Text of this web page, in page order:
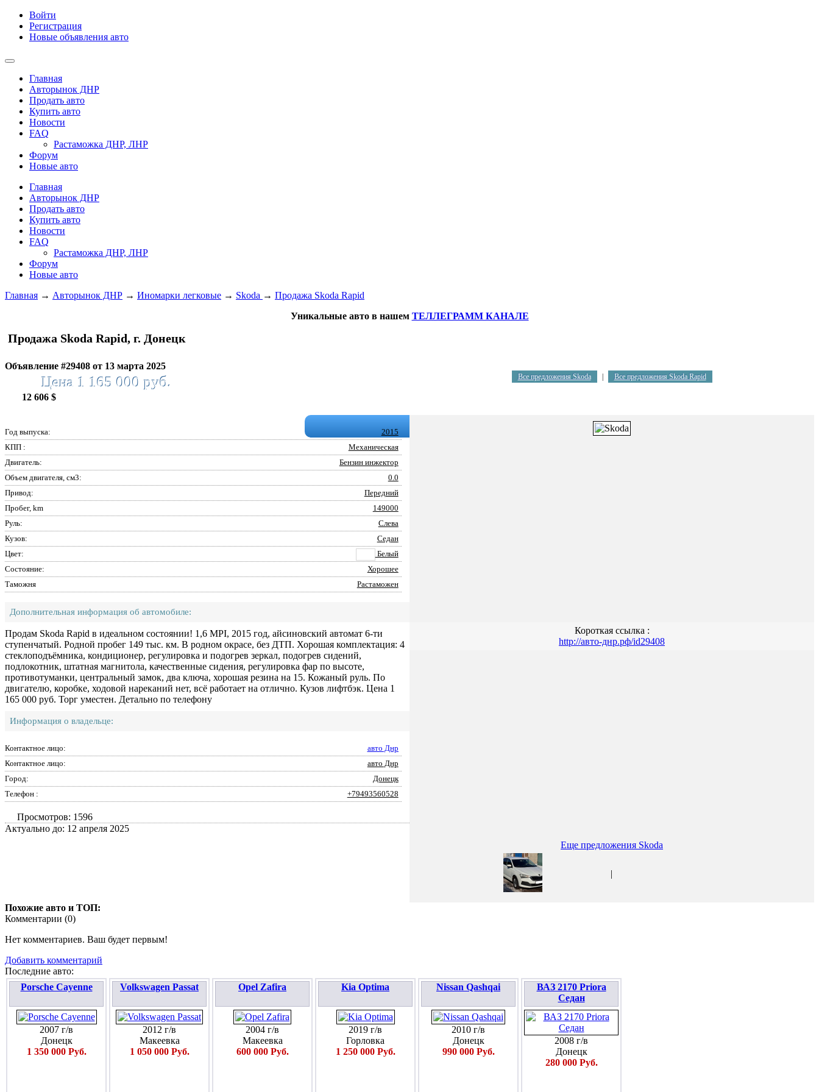
Войти
Регистрация
Новые объявления авто
Главная
Авторынок ДНР
Продать авто
Купить авто
Новости
FAQ
Растаможка ДНР, ЛНР
Форум
Новые авто
Главная
Авторынок ДНР
Продать авто
Купить авто
Новости
FAQ
Растаможка ДНР, ЛНР
Форум
Новые авто
Главная → Авторынок ДНР → Иномарки легковые → Skoda → Продажа Skoda Rapid
Уникальные авто в нашем ТЕЛЛЕГРАММ КАНАЛЕ
Продажа Skoda Rapid, г. Донецк
Объявление #29408 от 13 марта 2025
Цена 1 165 000 руб.
12 606 $
Все предложения Skoda Все предложения Skoda Rapid
Год выпуска:
2015
КПП :
Механическая
Двигатель:
Бензин инжектор
Объем двигателя, см3:
0.0
Привод:
Передний
Пробег, km
149000
Руль:
Слева
Кузов:
Седан
Цвет:
Белый
Состояние:
Хорошее
Таможня
Растаможен
Дополнительная информация об автомобиле:
Продам Skoda Rapid в идеальном состоянии! 1,6 MPI, 2015 год, айсиновский автомат 6-ти
ступенчатый. Родной пробег 149 тыс. км. В родном окрасе, без ДТП. Хорошая комплектация: 4
стеклоподъёмника, кондиционер, регулировка и подогрев зеркал, подогрев сидений,
подлокотник, штатная магнитола, качественные сидения, регулировка фар по высоте,
противотуманки, центральный замок, два ключа, хорошая резина на 15. Кожаный руль. По
двигателю, коробке, ходовой нареканий нет, всё работает на отлично. Кузов лифтбэк. Цена 1
165 000 руб. Торг уместен. Детально по телефону
Информация о владельце:
Контактное лицо:
авто Днр
Контактное лицо:
авто Днр
Город:
Донецк
Телефон :
+79493560528
Просмотров: 1596
Актуально до: 12 апреля 2025
Короткая ссылка :
http://авто-днр.рф/id29408
Еще предложения Skoda
|
Похожие авто и ТОП:
Комментарии (0)
Нет комментариев. Ваш будет первым!
Добавить комментарий
Последние авто:
Porsche Cayenne
2007 г/в
Донецк
1 350 000 Руб.
Volkswagen Passat
2012 г/в
Макеевка
1 050 000 Руб.
Opel Zafira
2004 г/в
Макеевка
600 000 Руб.
Kia Optima
2019 г/в
Горловка
1 250 000 Руб.
Nissan Qashqai
2010 г/в
Донецк
990 000 Руб.
ВАЗ 2170 Priora
Седан
2008 г/в
Донецк
280 000 Руб.